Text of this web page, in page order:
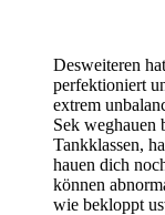
Desweiteren
perfektioniert
extrem
Sek weghauen
Tankklassen,
hauen dich
können
wie bekloppt